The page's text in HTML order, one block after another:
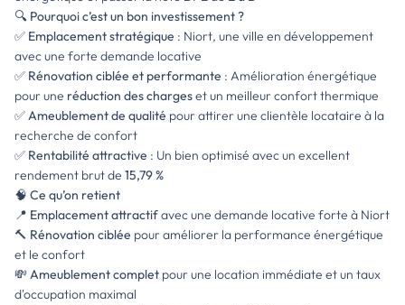
🔍 Pourquoi c’est un bon investissement ?
✅ Emplacement stratégique : Niort, une ville en développement
avec une forte demande locative
✅ Rénovation ciblée et performante : Amélioration énergétique
pour une réduction des chargeset un meilleur confort thermique
✅Ameublement de qualité pour attirer une clientèle locataire à la
recherche de confort
✅ Rentabilité attractive : Un bien optimisé avec un excellent
rendement brut de 15,79 %
🧠 Ce qu’on retient
📍 Emplacement attractifavec une demande locative forte à Niort
🔨 Rénovation ciblée pour améliorer la performance énergétique
et le confort
💸Ameublement complet pour une location immédiate et un taux
d'occupation maximal